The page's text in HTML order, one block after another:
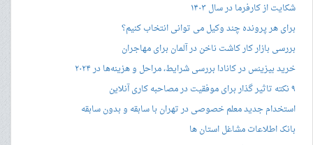
شکایت از کارفرما در سال ۱۴۰۳
برای هر پرونده چند وکیل می توانی انتخاب کنیم؟
بررسی بازار کار کاشت ناخن در آلمان برای مهاجران
خرید بیزینس در کانادا بررسی شرایط، مراحل و هزینه‌ها در ۲۰۲۴
۹ نکته تاثیر گذار برای موفقیت در مصاحبه کاری آنلاین
استخدام جدید معلم خصوصی در تهران با سابقه و بدون سابقه
بانک اطلاعات مشاغل استان ها